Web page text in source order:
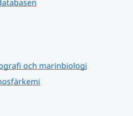
och marinbiologi